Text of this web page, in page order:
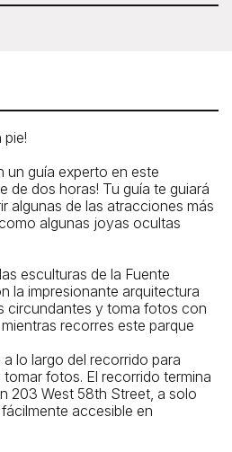
horas.
York, NY 10019
pie!
un guía experto en este
de dos horas! Tu guía te guiará
algunas de las atracciones más
algunas joyas ocultas
esculturas de la Fuente
la impresionante arquitectura
circundantes y toma fotos con
recorres este parque
lo largo del recorrido para
fotos. El recorrido termina
203 West 58th Street, a solo
accesible en